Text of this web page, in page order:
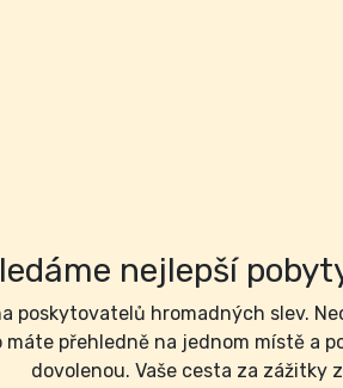
nejlepší
poskytovatelů hromadných slev.
máte přehledně na jednom místě
dovolenou. Vaše cesta za zážitky